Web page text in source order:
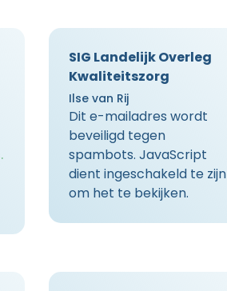
SIG Landelijk Overleg
Kwaliteitszorg
Ilse van Rij
Dit e-mailadres wordt
beveiligd tegen
spambots. JavaScript
dient ingeschakeld te zijn
om het te bekijken.